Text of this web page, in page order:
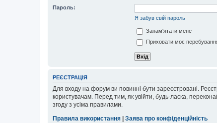
Пароль:
Я забув свій пароль
Запам'ятати мене
Приховати моє
РЕЄСТРАЦІЯ
Для входу на форум ви повинні бути зареєстровані.
користувачам. Перед тим, як увійти, будь-ласка,
згоду з усіма правилами.
Правила використання
Заява про конфіденційність